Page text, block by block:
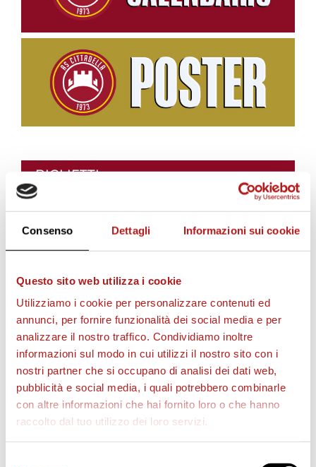
Consenso Dettagli Informazioni sui cookie
Questo sito web utilizza i cookie
Utilizziamo i cookie per personalizzare contenuti ed
annunci, per fornire funzionalità dei social media e per
analizzare il nostro traffico. Condividiamo inoltre
informazioni sul modo in cui utilizzi il nostro sito con i
nostri partner che si occupano di analisi dei dati web,
pubblicità e social media, i quali potrebbero combinarle
con altre informazioni che hai fornito loro o che hanno
raccolto dal tuo utilizzo dei loro servizi.
BIGLIETTI
AS CITTADELLA STORE